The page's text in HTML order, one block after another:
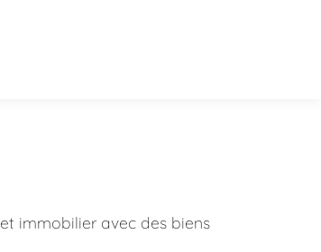
immobilier avec des biens